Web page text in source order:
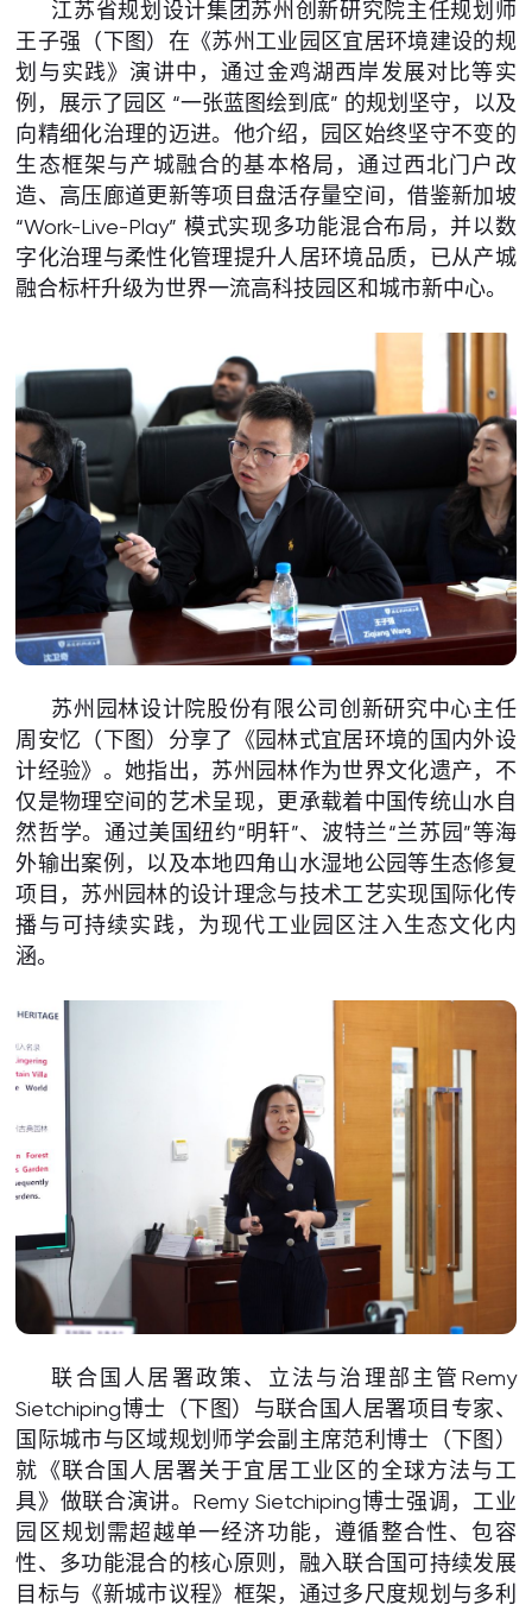
江苏省规划设计集团苏州创新研究院主任规划师
王子强（下图）在《苏州工业园区宜居环境建设的规
划与实践》演讲中，通过金鸡湖西岸发展对比等实
例，展示了园区 “一张蓝图绘到底” 的规划坚守，以及
向精细化治理的迈进。他介绍，园区始终坚守不变的
生态框架与产城融合的基本格局，通过西北门户改
造、高压廊道更新等项目盘活存量空间，借鉴新加坡
“Work-Live-Play” 模式实现多功能混合布局，并以数
字化治理与柔性化管理提升人居环境品质，已从产城
融合标杆升级为世界一流高科技园区和城市新中心。
苏州园林设计院股份有限公司创新研究中心主任
周安忆（下图）分享了《园林式宜居环境的国内外设
计经验》。她指出，苏州园林作为世界文化遗产，不
仅是物理空间的艺术呈现，更承载着中国传统山水自
然哲学。通过美国纽约“明轩”、波特兰“兰苏园”等海
外输出案例，以及本地四角山水湿地公园等生态修复
项目，苏州园林的设计理念与技术工艺实现国际化传
播与可持续实践，为现代工业园区注入生态文化内
涵。
联合国人居署政策、立法与治理部主管Remy
Sietchiping博士（下图）与联合国人居署项目专家、
国际城市与区域规划师学会副主席范利博士（下图）
就《联合国人居署关于宜居工业区的全球方法与工
具》做联合演讲。Remy Sietchiping博士强调，工业
园区规划需超越单一经济功能，遵循整合性、包容
性、多功能混合的核心原则，融入联合国可持续发展
目标与《新城市议程》框架，通过多尺度规划与多利